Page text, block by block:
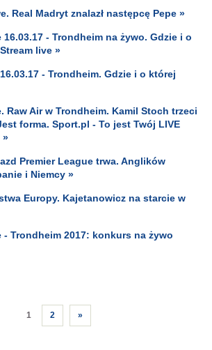
Real Madryt znalazł następcę Pepe »
- Trondheim na żywo. Gdzie i o
live »
- Trondheim. Gdzie i o której
Raw Air w Trondheim. Kamil Stoch trzeci
forma. Sport.pl - To jest Twój LIVE
»
Premier League trwa. Anglików
i Niemcy »
Europy. Kajetanowicz na starcie w
Trondheim 2017: konkurs na żywo
1 2 »